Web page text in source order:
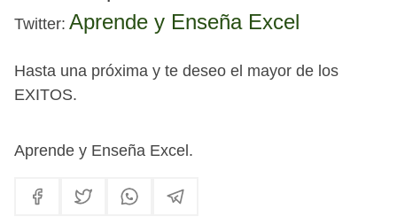
Twitter: Aprende y Enseña Excel
Hasta una próxima y te deseo el mayor de los
EXITOS.
Aprende y Enseña Excel.